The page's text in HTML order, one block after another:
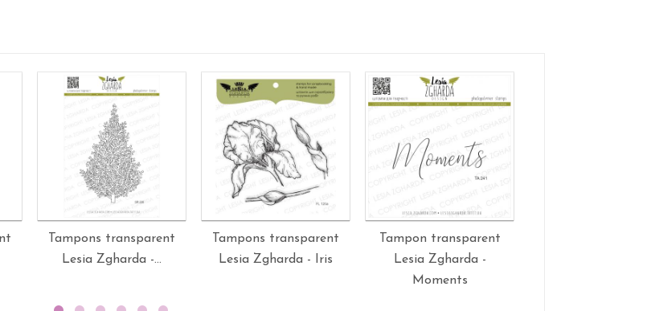
Tampons transparent
Lesia Zgharda -...
Tampons transparent
Lesia Zgharda - Iris
Tampon transparent
Lesia Zgharda -
Moments